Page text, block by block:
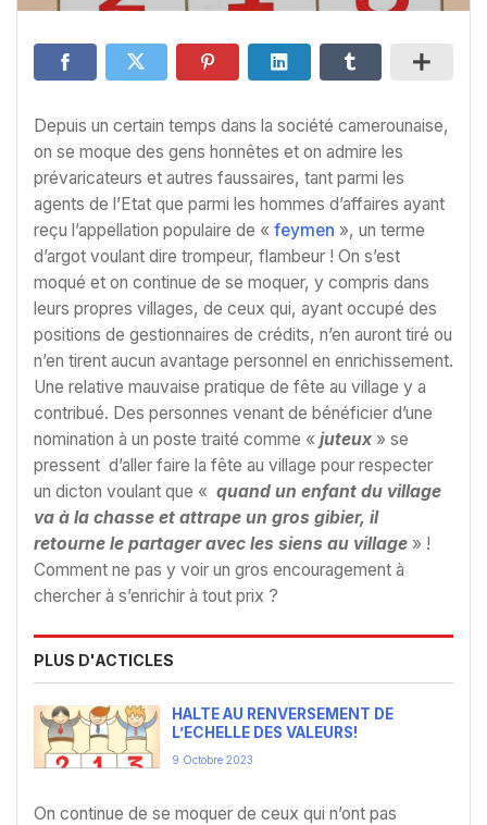
Depuis un certain temps dans la société camerounaise,
on se moque des gens honnêtes et on admire les
prévaricateurs et autres faussaires, tant parmi les
agents de l’Etat que parmi les hommes d’affaires ayant
reçu l’appellation populaire de « feymen », un terme
d’argot voulant dire trompeur, flambeur ! On s’est
moqué et on continue de se moquer, y compris dans
leurs propres villages, de ceux qui, ayant occupé des
positions de gestionnaires de crédits, n’en auront tiré ou
n’en tirent aucun avantage personnel en enrichissement.
Une relative mauvaise pratique de fête au village y a
contribué. Des personnes venant de bénéficier d’une
nomination à un poste traité comme « juteux » se
pressent d’aller faire la fête au village pour respecter
un dicton voulant que « quand un enfant du village
va à la chasse et attrape un gros gibier, il
retourne le partager avec les siens au village » !
Comment ne pas y voir un gros encouragement à
chercher à s’enrichir à tout prix ?
PLUS D'ACTICLES
HALTE AU RENVERSEMENT DE
L’ECHELLE DES VALEURS!
9 Octobre 2023
On continue de se moquer de ceux qui n’ont pas